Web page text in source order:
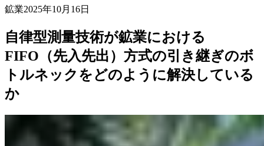
鉱業2025年10月16日
自律型測量技術が鉱業における
FIFO（先入先出）方式の引き継ぎのボ
トルネックをどのように解決している
か